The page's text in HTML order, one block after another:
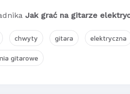
Jak grać na gitarze
chwyty gitara elektryczna
gitarowe